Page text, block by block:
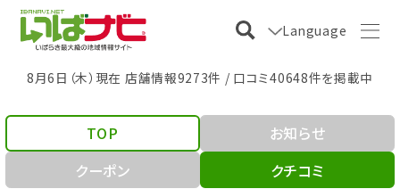
Language
8月6日（木）現在 店舗情報9273件 / 口コミ40648件を掲載中
TOP
お知らせ
クーポン
クチコミ